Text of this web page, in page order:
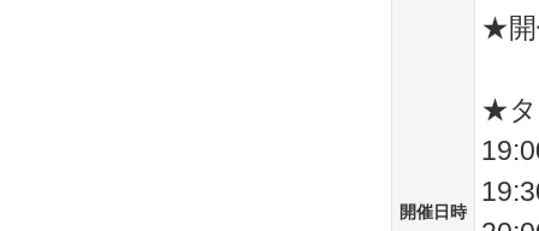
開催日時
★開
★タ